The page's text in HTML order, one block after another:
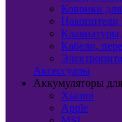
Коврики
Кабели,
Аксессуары
Аккумуляторы
Xiaomi
Apple